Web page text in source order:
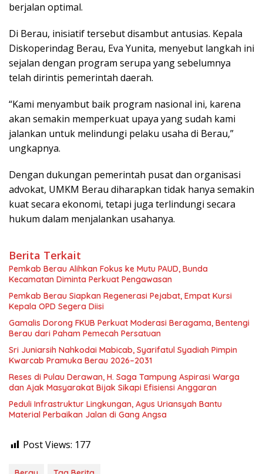
berjalan optimal.
Di Berau, inisiatif tersebut disambut antusias. Kepala
Diskoperindag Berau, Eva Yunita, menyebut langkah ini
sejalan dengan program serupa yang sebelumnya
telah dirintis pemerintah daerah.
“Kami menyambut baik program nasional ini, karena
akan semakin memperkuat upaya yang sudah kami
jalankan untuk melindungi pelaku usaha di Berau,”
ungkapnya.
Dengan dukungan pemerintah pusat dan organisasi
advokat, UMKM Berau diharapkan tidak hanya semakin
kuat secara ekonomi, tetapi juga terlindungi secara
hukum dalam menjalankan usahanya.
Berita Terkait
Pemkab Berau Alihkan Fokus ke Mutu PAUD, Bunda
Kecamatan Diminta Perkuat Pengawasan
Pemkab Berau Siapkan Regenerasi Pejabat, Empat Kursi
Kepala OPD Segera Diisi
Gamalis Dorong FKUB Perkuat Moderasi Beragama, Bentengi
Berau dari Paham Pemecah Persatuan
Sri Juniarsih Nahkodai Mabicab, Syarifatul Syadiah Pimpin
Kwarcab Pramuka Berau 2026–2031
Reses di Pulau Derawan, H. Saga Tampung Aspirasi Warga
dan Ajak Masyarakat Bijak Sikapi Efisiensi Anggaran
Peduli Infrastruktur Lingkungan, Agus Uriansyah Bantu
Material Perbaikan Jalan di Gang Angsa
Post Views: 177